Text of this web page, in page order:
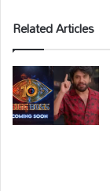
Related Articles